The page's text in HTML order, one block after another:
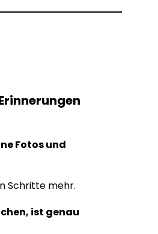
Fotos und
Schritte mehr.
ist genau